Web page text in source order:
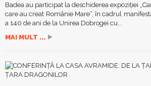
Badea au participat la deschiderea expoziției
care au creat Românie Mare“, în cadrul
a 140 de ani de la Unirea Dobrogei cu...
MAI MULT ...